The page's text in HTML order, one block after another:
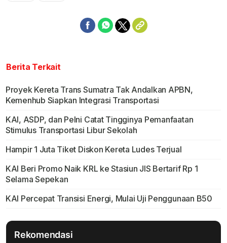
Berita Terkait
Proyek Kereta Trans Sumatra Tak Andalkan APBN,
Kemenhub Siapkan Integrasi Transportasi
KAI, ASDP, dan Pelni Catat Tingginya Pemanfaatan
Stimulus Transportasi Libur Sekolah
Hampir 1 Juta Tiket Diskon Kereta Ludes Terjual
KAI Beri Promo Naik KRL ke Stasiun JIS Bertarif Rp 1
Selama Sepekan
KAI Percepat Transisi Energi, Mulai Uji Penggunaan B50
Rekomendasi